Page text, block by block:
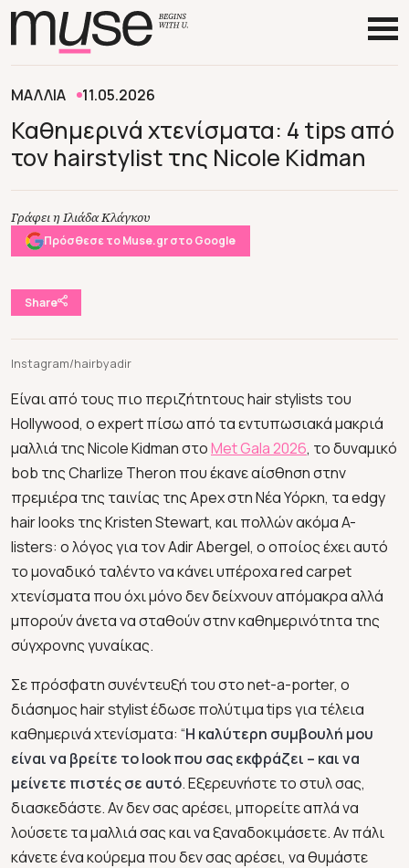
ΜΑΛΛΙΑ 11.05.2026
Καθημερινά χτενίσματα: 4 tips από
τον hairstylist της Nicole Kidman
Γράφει η Ιλιάδα Κλάγκου
Πρόσθεσε το Muse.gr στο Google
Share
Instagram/hairbyadir
Είναι από τους πιο περιζήτητους hair stylists του
Hollywood, ο expert πίσω από τα εντυπωσιακά μακριά
μαλλιά της Nicole Kidman στοMet Gala 2026, το δυναμικό
bob της Charlize Theron που έκανε αίσθηση στην
πρεμιέρα της ταινίας της Apex στη Νέα Υόρκη, τα edgy
hair looks της Kristen Stewart, και πολλών ακόμα A-
listers: ο λόγος για τον Adir Abergel, ο οποίος έχει αυτό
το μοναδικό ταλέντο να κάνει υπέροχα red carpet
χτενίσματα που όχι μόνο δεν δείχνουν απόμακρα αλλά
μπορούν άνετα να σταθούν στην καθημερινότητα της
σύγχρονης γυναίκας.
Σε πρόσφατη συνέντευξή του στο net-a-porter, ο
διάσημος hair stylist έδωσε πολύτιμα tips για τέλεια
καθημερινά χτενίσματα: “Η καλύτερη συμβουλή μου
είναι να βρείτε το look που σας εκφράζει – και να
μείνετε πιστές σε αυτό. Εξερευνήστε το στυλ σας,
διασκεδάστε. Αν δεν σας αρέσει, μπορείτε απλά να
λούσετε τα μαλλιά σας και να ξαναδοκιμάσετε. Αν πάλι
κάνετε ένα κούρεμα που δεν σας αρέσει, να θυμάστε